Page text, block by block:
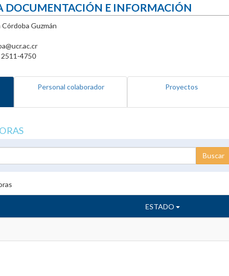
DOCUMENTACIÓN E INFORMACIÓN
Córdoba Guzmán
4750
Personal colaborador Proyectos
ESTADO